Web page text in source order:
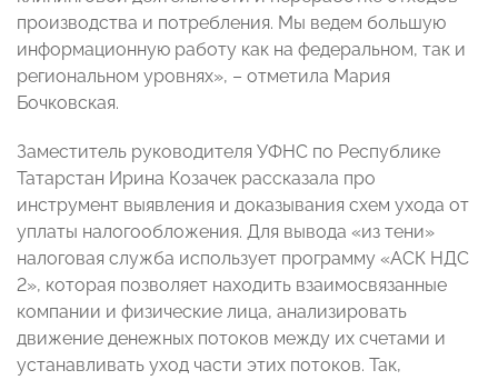
производства и потребления. Мы ведем большую
информационную работу как на федеральном, так и
региональном уровнях», – отметила Мария
Бочковская.
Заместитель руководителя УФНС по Республике
Татарстан Ирина Козачек рассказала про
инструмент выявления и доказывания схем ухода от
уплаты налогообложения. Для вывода «из тени»
налоговая служба использует программу «АСК НДС
2», которая позволяет находить взаимосвязанные
компании и физические лица, анализировать
движение денежных потоков между их счетами и
устанавливать уход части этих потоков. Так,